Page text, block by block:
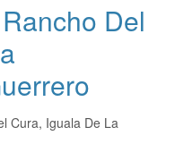
Del
Cura, Iguala De La